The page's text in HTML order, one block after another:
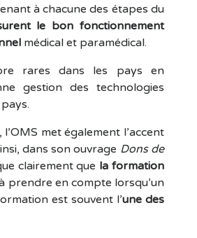
à chacune des étapes du
le bon fonctionnement
médical et paramédical.
rares dans les pays en
gestion des technologies
met également l’accent
dans son ouvrage Dons de
clairement que la formation
prendre en compte lorsqu’un
est souvent l’une des